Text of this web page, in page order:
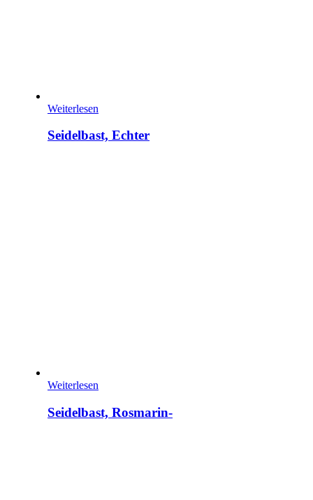
Weiterlesen
Seidelbast, Echter
Weiterlesen
Seidelbast, Rosmarin-